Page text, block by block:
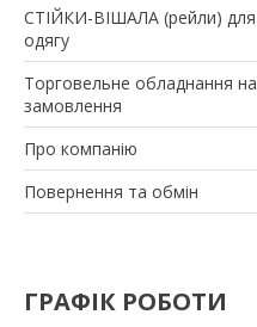
СТІЙКИ-ВІШАЛА (рейли) для
одягу
Торговельне обладнання на
замовлення
Про компанію
Повернення та обмін
ГРАФІК РОБОТИ